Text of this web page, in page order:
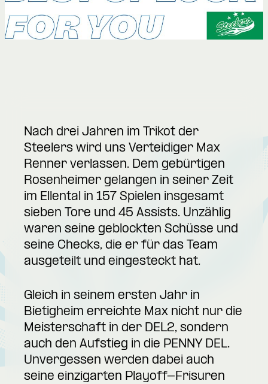
Nach drei Jahren im Trikot der
Steelers wird uns Verteidiger Max
Renner verlassen. Dem gebürtigen
Rosenheimer gelangen in seiner Zeit
im Ellental in 157 Spielen insgesamt
sieben Tore und 45 Assists. Unzählig
waren seine geblockten Schüsse und
seine Checks, die er für das Team
ausgeteilt und eingesteckt hat.
Gleich in seinem ersten Jahr in
Bietigheim erreichte Max nicht nur die
Meisterschaft in der DEL2, sondern
auch den Aufstieg in die PENNY DEL.
Unvergessen werden dabei auch
seine einzigarten Playoff-Frisuren